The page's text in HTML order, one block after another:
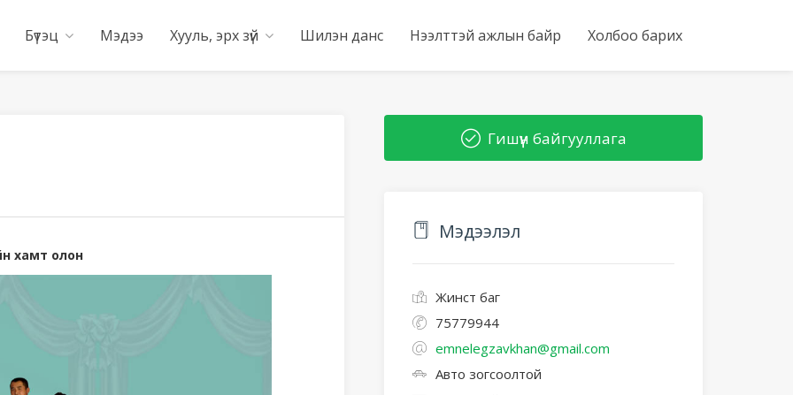
Бүтэц Мэдээ Хууль, эрх зүй Шилэн данс Нээлттэй ажлын байр Холбоо барих
хамт олон
Гишүүн байгууллага
Мэдээлэл
Жинст баг
75779944
emnelegzavkhan@gmail.com
Авто зогсоолтой